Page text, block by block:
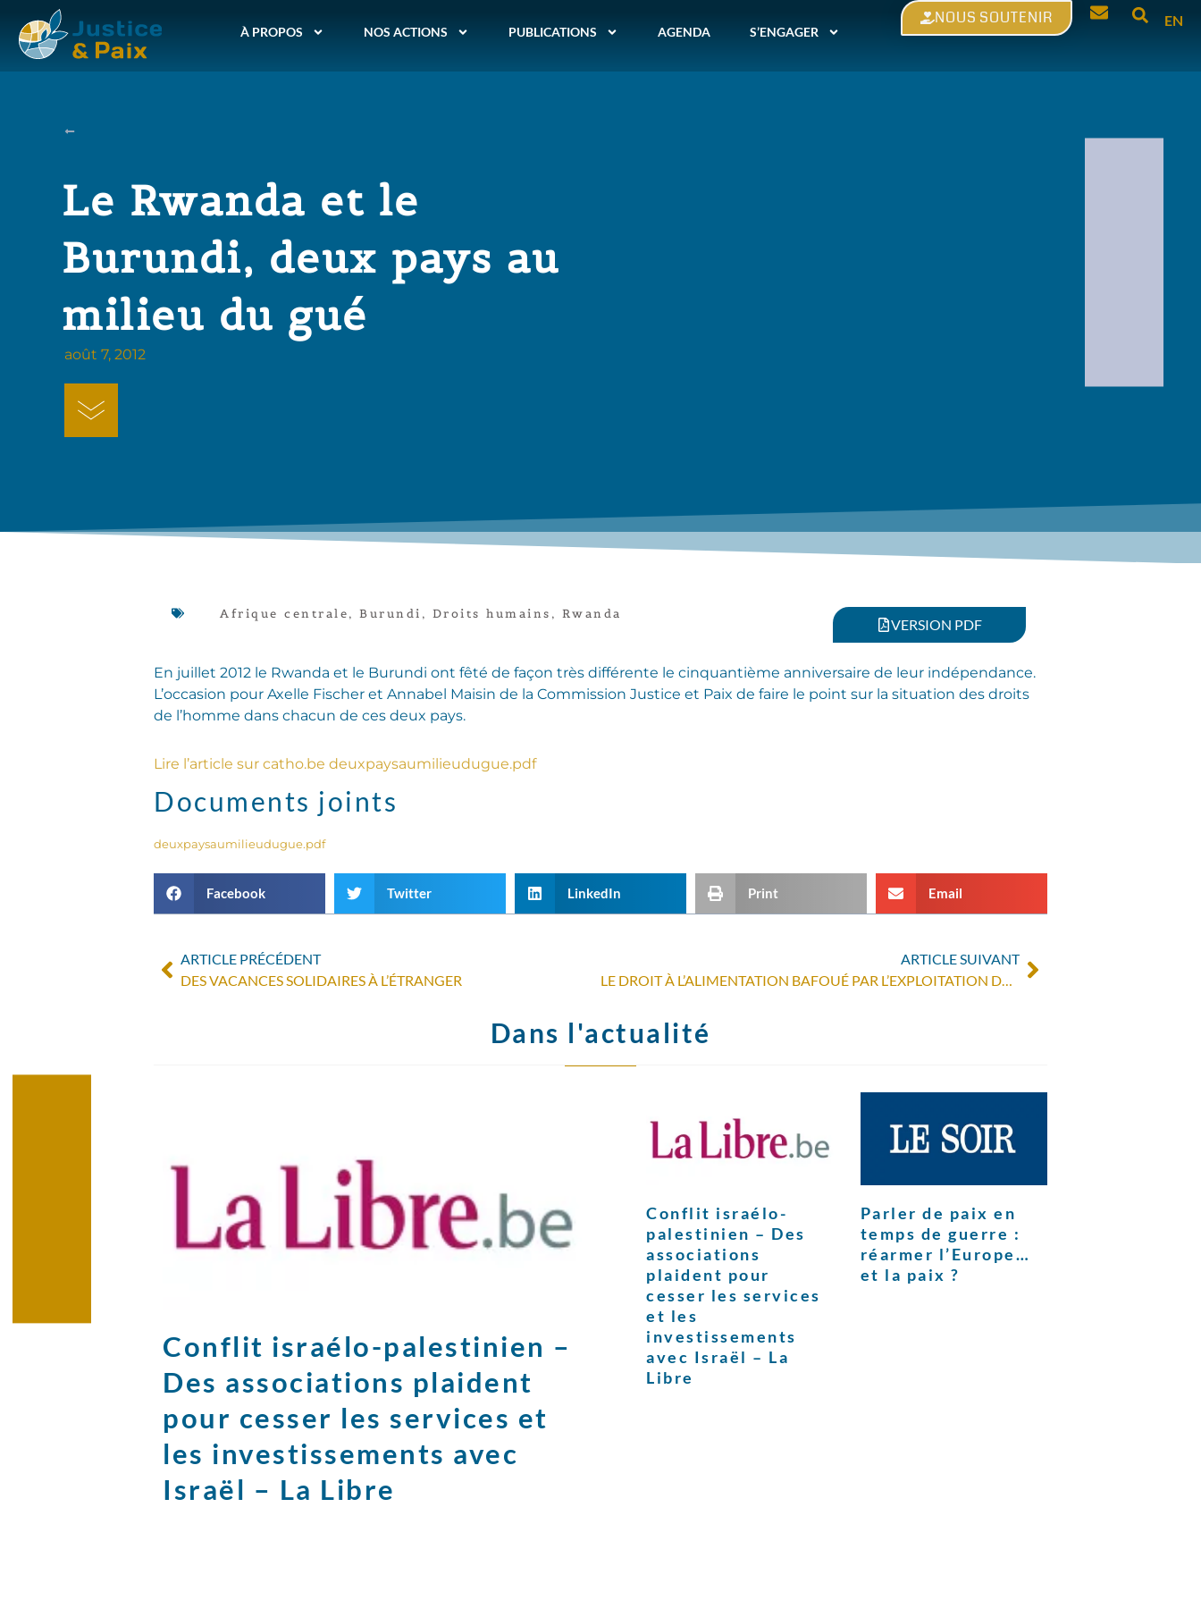
À PROPOS NOS ACTIONS PUBLICATIONS AGENDA S’ENGAGER
NOUS SOUTENIR EN
Le Rwanda et le
Burundi, deux pays au
milieu du gué
août 7, 2012
Afrique centrale, Burundi , Droits humains , Rwanda
VERSION PDF
En juillet 2012 le Rwanda et le Burundi ont fêté de façon très différente le cinquantième anniversaire de leur indépendance.
L’occasion pour Axelle Fischer et Annabel Maisin de la Commission Justice et Paix de faire le point sur la situation des droits
de l’homme dans chacun de ces deux pays.
Lire l’article sur catho.be deuxpaysaumilieudugue.pdf
Documents joints
deuxpaysaumilieudugue.pdf
Facebook Twitter LinkedIn Print Email
ARTICLE PRÉCÉDENT
DES VACANCES SOLIDAIRES À L’ÉTRANGER
ARTICLE SUIVANT
LE DROIT À L’ALIMENTATION BAFOUÉ PAR L’EXPLOITATION DES RESSOURCES NATURELLES : QUELLE RESPONSABILISATION DU SECTEUR PRIVÉ ?
Dans l'actualité
Conflit israélo-palestinien –
Des associations plaident
pour cesser les services et
les investissements avec
Israël – La Libre
Conflit israélo-
palestinien – Des
associations
plaident pour
cesser les services
et les
investissements
avec Israël – La
Libre
Parler de paix en
temps de guerre :
réarmer l’Europe…
et la paix ?